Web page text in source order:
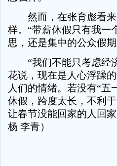
然而，在张育彪看来
样。“带薪休假只有我一
思，还是集中的公众假
“我们不能只考虑经济
花说，现在是人心浮躁
人们的情绪。若没有“五
休假，跨度太长，不利
让春节没能回家的人回
杨 李青）